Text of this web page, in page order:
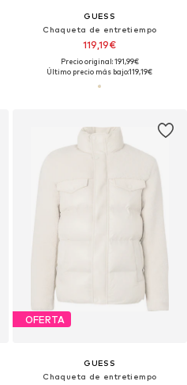
GUESS
Chaqueta de entretiempo
119,19€
Precio original: 191,99€
Último precio más bajo:119,19€
OFERTA
GUESS
Chaqueta de entretiempo